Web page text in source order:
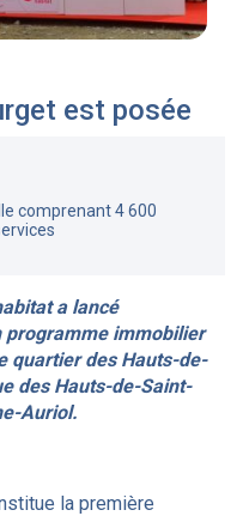
est posée
comprenant 4 600
a lancé
immobilier
quartier des Hauts-de-
des Hauts-de-Saint-
Auriol.
la première